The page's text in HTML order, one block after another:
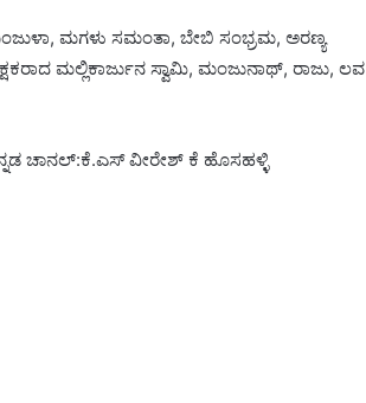
ಮಗಳು ಸಮಂತಾ, ಬೇಬಿ ಸಂಭ್ರಮ, ಅರಣ್ಯ
ಮಲ್ಲಿಕಾರ್ಜುನ ಸ್ವಾಮಿ, ಮಂಜುನಾಥ್, ರಾಜು, ಲವ
ಚಾನಲ್:ಕೆ.ಎಸ್ ವೀರೇಶ್ ಕೆ ಹೊಸಹಳ್ಳಿ